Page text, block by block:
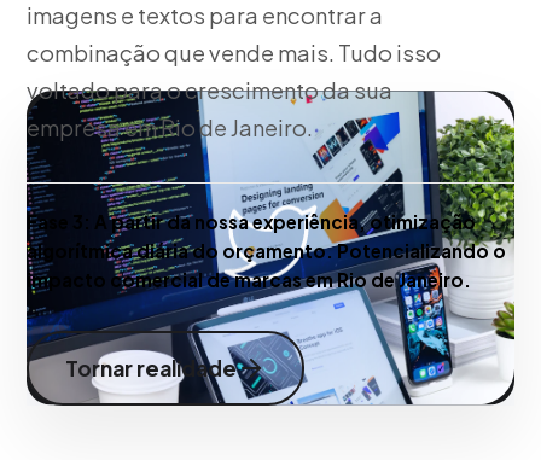
imagens e textos para encontrar a
combinação que vende mais. Tudo isso
voltado para o crescimento da sua
empresa em Rio de Janeiro.
Fase 3: A partir da nossa experiência, otimização
algorítmica diária do orçamento. Potencializando o
impacto comercial de marcas em Rio de Janeiro.
Tornar realidade